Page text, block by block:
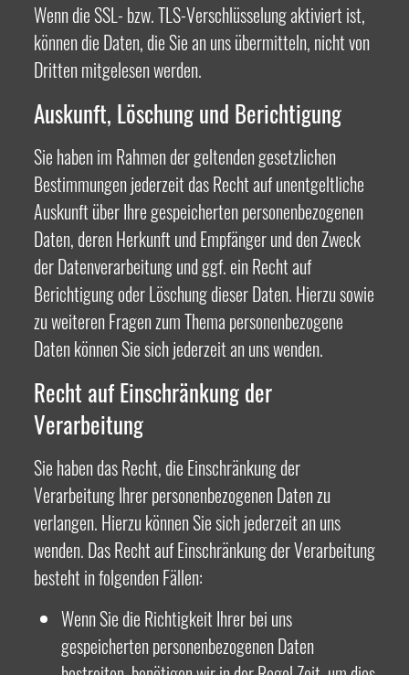
Wenn die SSL- bzw. TLS-Verschlüsselung aktiviert ist,
können die Daten, die Sie an uns übermitteln, nicht von
Dritten mitgelesen werden.
Auskunft, Löschung und Berichtigung
Sie haben im Rahmen der geltenden gesetzlichen
Bestimmungen jederzeit das Recht auf unentgeltliche
Auskunft über Ihre gespeicherten personenbezogenen
Daten, deren Herkunft und Empfänger und den Zweck
der Datenverarbeitung und ggf. ein Recht auf
Berichtigung oder Löschung dieser Daten. Hierzu sowie
zu weiteren Fragen zum Thema personenbezogene
Daten können Sie sich jederzeit an uns wenden.
Recht auf Einschränkung der
Verarbeitung
Sie haben das Recht, die Einschränkung der
Verarbeitung Ihrer personenbezogenen Daten zu
verlangen. Hierzu können Sie sich jederzeit an uns
wenden. Das Recht auf Einschränkung der Verarbeitung
besteht in folgenden Fällen:
Wenn Sie die Richtigkeit Ihrer bei uns
gespeicherten personenbezogenen Daten